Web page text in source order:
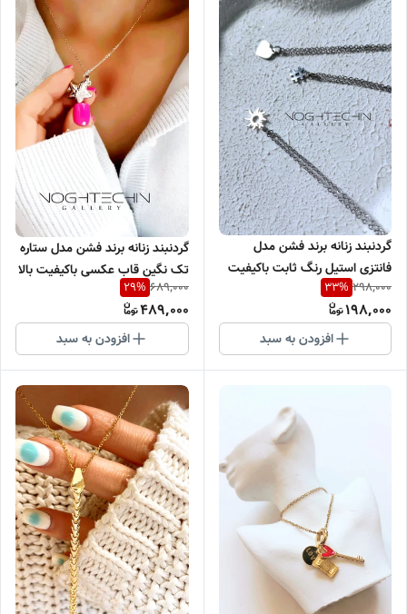
گردنبند زنانه برند فشن مدل
فانتزی استیل رنگ ثابت باکیفیت
298,000
33%
198,000
افزودن به سبد
گردنبند زنانه برند فشن مدل ستاره
تک نگین قاب عکسی باکیفیت بالا
689,000
29%
489,000
افزودن به سبد